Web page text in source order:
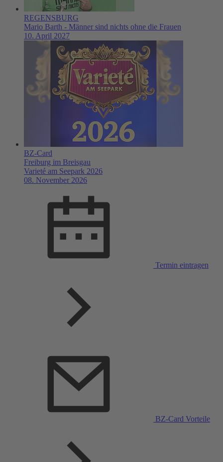
REGENSBURG
Mario Barth - Männer sind nichts ohne die Frauen
10. April 2027
BZ-Card
Freiburg im Breisgau
Varieté am Seepark 2026
08. November 2026
Termin eintragen
BZ-Card Vorteile